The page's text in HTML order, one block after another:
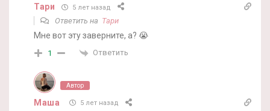
Тари 5 лет назад
Ответить на Тари
Мне вот эту заверните, а? 😭
1 Ответить
Автор
Маша 5 лет назад